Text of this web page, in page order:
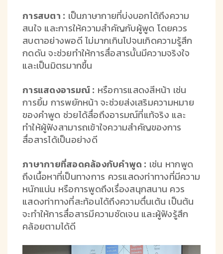
การสบตา : เป็นภาษากายที่บ่งบอกได้ถึงความ
สนใจ และการให้ความสำคัญกับผู้พูด โดยควร
สบตาอย่างพอดี ไม่มากเกินไปจนเกิดความรู้สึก
กดดัน จะช่วยทำให้การสื่อสารนั้นมีความจริงใจ
และเป็นมิตรมากขึ้น
การแสดงอารมณ์ : หรือการแสดงสีหน้า เช่น
การยิ้ม การพยักหน้า จะช่วยส่งเสริมความหมาย
ของคำพูด ช่วยได้สื่อถึงอารมณ์ที่แท้จริง และ
ทำให้ผู้ฟังสามารถเข้าใจความสำคัญของการ
สื่อสารได้เป็นอย่างดี
ภาษากายที่สอดคล้องกับคำพูด : เช่น หากพูด
ถึงเนื้อหาที่เป็นทางการ ควรแสดงท่าทางที่มีความ
หนักแน่น หรือการพูดถึงเรื่องสนุกสนาน ควร
แสดงท่าทางที่สะท้อนได้ถึงความตื่นเต้น เป็นต้น
จะทำให้การสื่อสารมีความชัดเจน และผู้ฟังรู้สึก
คล้อยตามได้ดี